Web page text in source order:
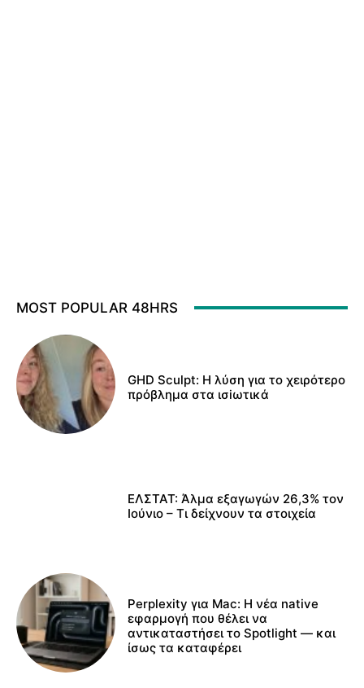
MOST POPULAR 48HRS
GHD Sculpt: Η λύση για το χειρότερο
πρόβλημα στα ισiωτικά
ΕΛΣΤΑΤ: Άλμα εξαγωγών 26,3% τον
Ιούνιο – Τι δείχνουν τα στοιχεία
Perplexity για Mac: Η νέα native
εφαρμογή που θέλει να
αντικαταστήσει το Spotlight — και
ίσως τα καταφέρει